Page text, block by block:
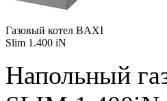
Газовый котел BAXI
Slim 1.400 iN
Напольный